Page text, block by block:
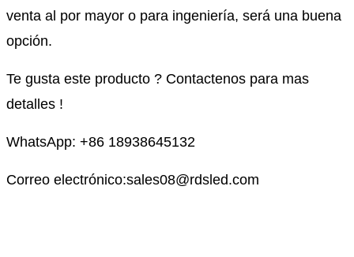
venta al por mayor o para ingeniería, será una buena
opción.
Te gusta este producto ? Contactenos para mas
detalles !
WhatsApp: +86 18938645132
Correo electrónico:sales08@rdsled.com